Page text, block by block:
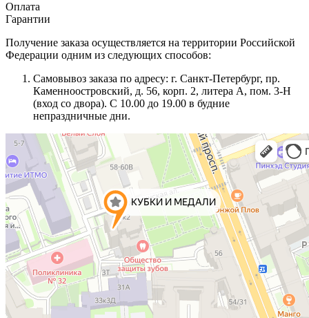
Оплата
Гарантии
Получение заказа осуществляется на территории Российской
Федерации одним из следующих способов:
Самовывоз заказа по адресу: г. Санкт-Петербург, пр.
Каменноостровский, д. 56, корп. 2, литера А, пом. 3-Н
(вход со двора). С 10.00 до 19.00 в будние
непраздничные дни.